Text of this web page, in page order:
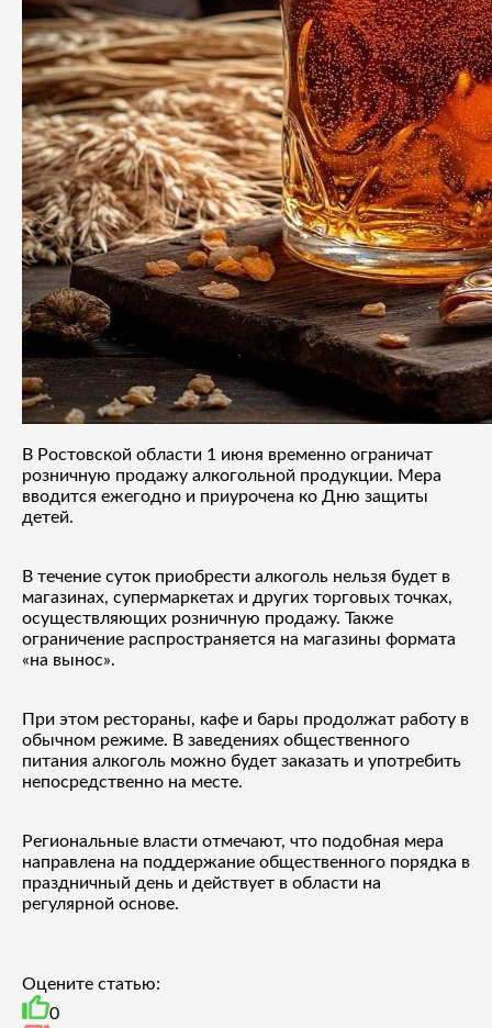
В Ростовской области 1 июня временно ограничат
розничную продажу алкогольной продукции. Мера
вводится ежегодно и приурочена ко Дню защиты
детей.
В течение суток приобрести алкоголь нельзя будет в
магазинах, супермаркетах и других торговых точках,
осуществляющих розничную продажу. Также
ограничение распространяется на магазины формата
«на вынос».
При этом рестораны, кафе и бары продолжат работу в
обычном режиме. В заведениях общественного
питания алкоголь можно будет заказать и употребить
непосредственно на месте.
Региональные власти отмечают, что подобная мера
направлена на поддержание общественного порядка в
праздничный день и действует в области на
регулярной основе.
Оцените статью:
0